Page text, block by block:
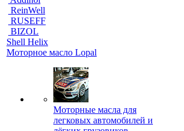
ReinWell
RUSEFF
BIZOL
Shell Helix
Моторное масло Lopal
Моторные масла для
легковых автомобилей и